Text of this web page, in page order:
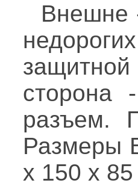
Внешне
сторона
разъем.
Размеры
х 150 х